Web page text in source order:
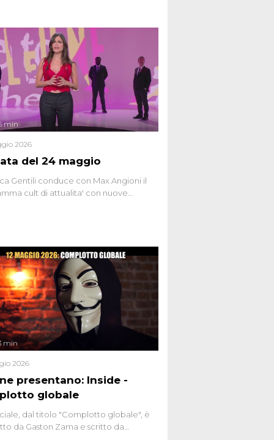
del 24 maggio
min
2026
Gentili conduce con Max Angioni il
cult di attualita' con nuove
presentano: Inside -
globale
min
2026
dal titolo "Complotto globale", è
da Gaston Zama e scritto da